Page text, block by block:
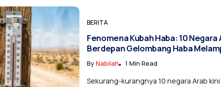
BERITA
Fenomena Kubah Haba: 10 Negara
Berdepan Gelombang Haba
ByNabilah 1 Min Read
Sekurang-kurangnya 10 negara Arab